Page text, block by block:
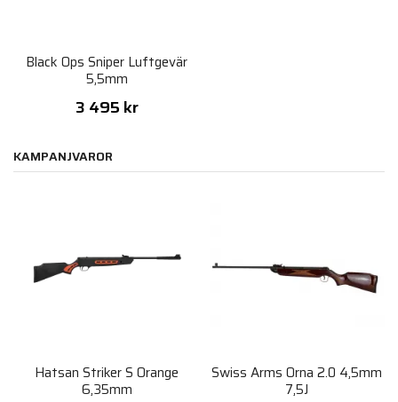
Black Ops Sniper Luftgevär
5,5mm
3 495 kr
KAMPANJVAROR
Hatsan Striker S Orange
6,35mm
Swiss Arms Orna 2.0 4,5mm
7,5J